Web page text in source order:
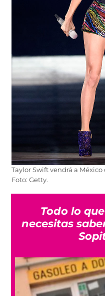
Taylor Swift vendrá a
Foto: Getty.
Todo lo
necesitas